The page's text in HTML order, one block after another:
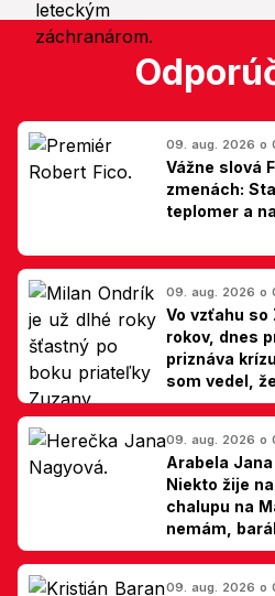
09. aug. 2026 o
Vážne slová
zmenách:
teplomer a
09. aug. 2026 o
Vo vzťahu so
rokov, dnes
priznáva
som vedel,
hovorí Milan
09. aug. 2026 o
Arabela
Niekto žije
chalupu na
nemám,
Slovákom
09. aug. 2026 o